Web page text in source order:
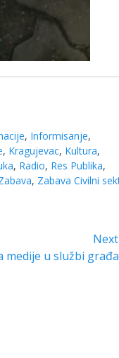
, Informisanje,
, Kragujevac, Kultura,
, Radio, Res Publika,
, Zabava Civilni
medije u službi